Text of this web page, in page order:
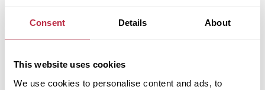
Consent Details About
This website uses cookies
We use cookies to personalise content and ads, to
7 389 Kč
Vložit do košíku